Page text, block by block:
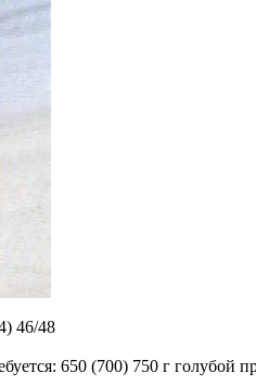
46/48
650 (700) 750 г